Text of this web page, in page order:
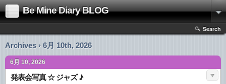
Be Mine Diary BLOG
Search
Archives › 6月 10th, 2026
6月 10, 2026
発表会写真 ☆ ジャズ ♪